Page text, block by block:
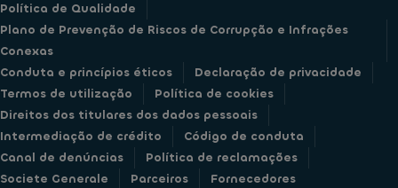
Política de Qualidade
Plano de Prevenção de Riscos de Corrupção e Infrações
Conexas
Conduta e princípios éticos
Declaração de privacidade
Termos de utilização
Política de cookies
Direitos dos titulares dos dados pessoais
Intermediação de crédito
Código de conduta
Canal de denúncias
Política de reclamações
Societe Generale
Parceiros Fornecedores